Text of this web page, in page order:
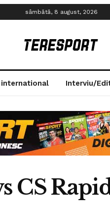
sâmbătă, 8 august, 2026
Interviu/
CS